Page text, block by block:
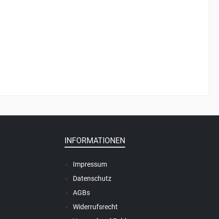
INFORMATIONEN
Impressum
Datenschutz
AGBs
Widerrufsrecht